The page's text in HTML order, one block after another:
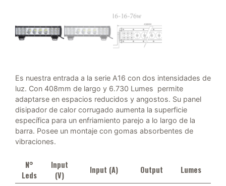
Es nuestra entrada a la serie A16 con dos intensidades de
luz. Con 408mm de largo y 6.730 Lumes permite
adaptarse en espacios reducidos y angostos. Su panel
disipador de calor corrugado aumenta la superficie
específica para un enfriamiento parejo a lo largo de la
barra. Posee un montaje con gomas absorbentes de
vibraciones.
N°
Leds
Input
(V)
Input (A) Output Lumes